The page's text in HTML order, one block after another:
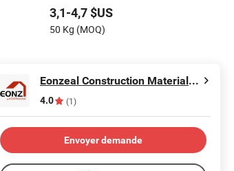
3,1-4,7 $US
50 Kg (MOQ)
Eonzeal Construction Materials Co., Ltd.
4.0 (1)
Envoyer demande